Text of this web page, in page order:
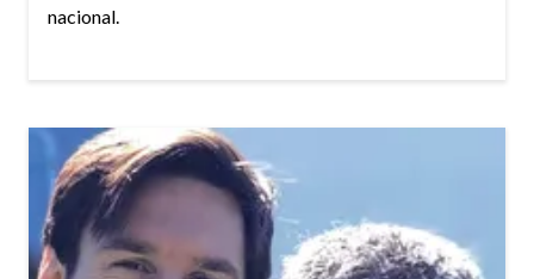
nacional.